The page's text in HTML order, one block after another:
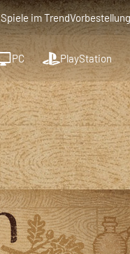
Spiele im Trend
PC PlayStation